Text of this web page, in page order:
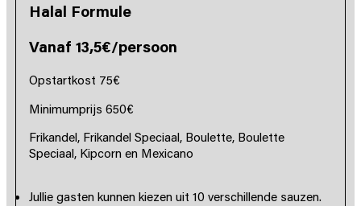
Halal Formule
Vanaf 13,5€/persoon
Opstartkost 75€
Minimumprijs 650€
Frikandel, Frikandel Speciaal, Boulette, Boulette
Speciaal, Kipcorn en Mexicano
Jullie gasten kunnen kiezen uit 10 verschillende sauzen.